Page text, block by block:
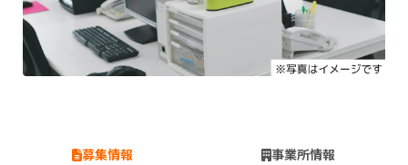
募集情報 事業所情報